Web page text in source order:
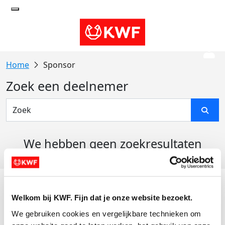
Welkom bij KWF. Fijn dat je onze website bezoekt.
We gebruiken cookies en vergelijkbare technieken om
Sponsor
Zoek een deelnemer
We hebben geen zoekresultaten
Actiematerialen
Evenementen